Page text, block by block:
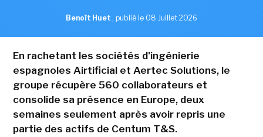
Benoît Huet , publié le 08 Juillet 2026
En rachetant les sociétés d'ingénierie
espagnoles Airtificial et Aertec Solutions, le
groupe récupère 560 collaborateurs et
consolide sa présence en Europe, deux
semaines seulement après avoir repris une
partie des actifs de Centum T&S.